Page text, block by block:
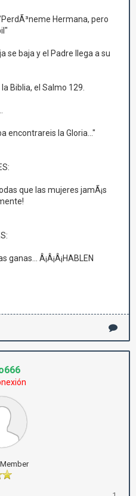
Hermana, pero
se baja y el Padre llega a su
Biblia, el Salmo 129.
encontrareis la Gloria..."
que las mujeres jamÃ¡s
Â¡Â¡Â¡HABLEN